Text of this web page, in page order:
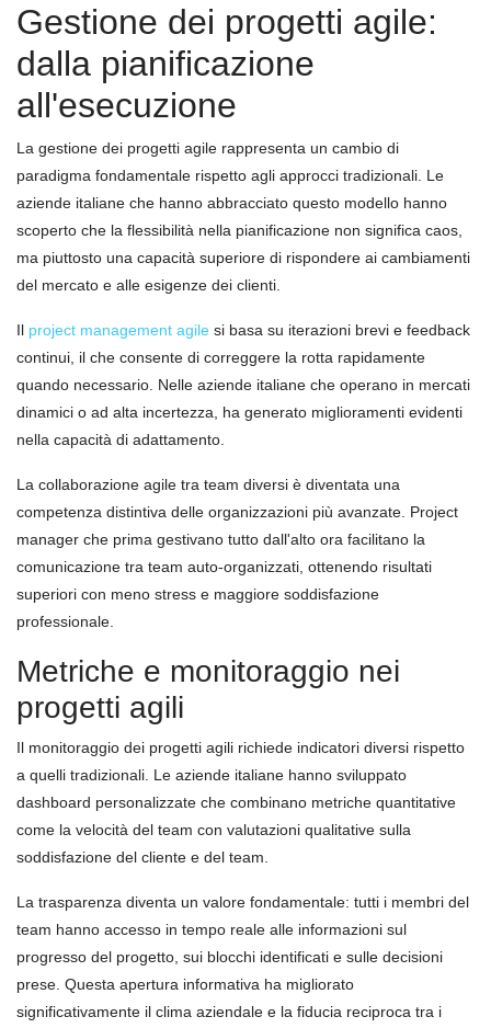
Gestione dei progetti agile:
dalla pianificazione
all'esecuzione
La gestione dei progetti agile rappresenta un cambio di
paradigma fondamentale rispetto agli approcci tradizionali. Le
aziende italiane che hanno abbracciato questo modello hanno
scoperto che la flessibilità nella pianificazione non significa caos,
ma piuttosto una capacità superiore di rispondere ai cambiamenti
del mercato e alle esigenze dei clienti.
Il project management agile si basa su iterazioni brevi e feedback
continui, il che consente di correggere la rotta rapidamente
quando necessario. Nelle aziende italiane che operano in mercati
dinamici o ad alta incertezza, ha generato miglioramenti evidenti
nella capacità di adattamento.
La collaborazione agile tra team diversi è diventata una
competenza distintiva delle organizzazioni più avanzate. Project
manager che prima gestivano tutto dall'alto ora facilitano la
comunicazione tra team auto-organizzati, ottenendo risultati
superiori con meno stress e maggiore soddisfazione
professionale.
Metriche e monitoraggio nei
progetti agili
Il monitoraggio dei progetti agili richiede indicatori diversi rispetto
a quelli tradizionali. Le aziende italiane hanno sviluppato
dashboard personalizzate che combinano metriche quantitative
come la velocità del team con valutazioni qualitative sulla
soddisfazione del cliente e del team.
La trasparenza diventa un valore fondamentale: tutti i membri del
team hanno accesso in tempo reale alle informazioni sul
progresso del progetto, sui blocchi identificati e sulle decisioni
prese. Questa apertura informativa ha migliorato
significativamente il clima aziendale e la fiducia reciproca tra i